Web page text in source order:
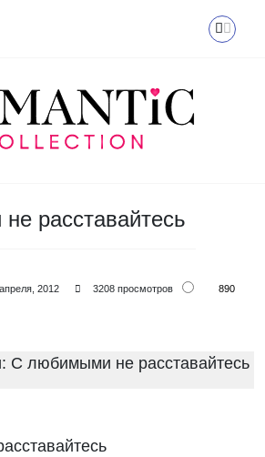
содержанию
расставайтесь
2012 3208 просмотров 890